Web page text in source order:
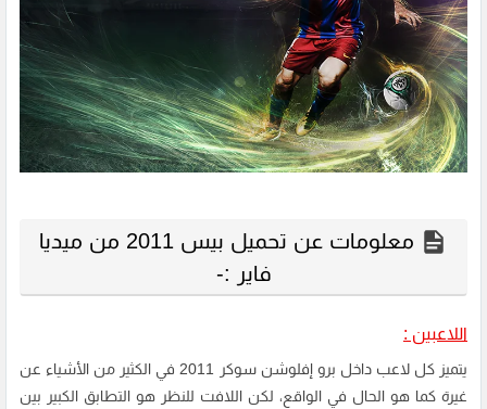
معلومات عن تحميل بيس 2011 من ميديا
فاير :-
اللاعبين :
يتميز كل لاعب داخل برو إفلوشن سوكر 2011 في الكثير من الأشياء عن
غيرة كما هو الحال في الواقع، لكن اللافت للنظر هو التطابق الكبير بين